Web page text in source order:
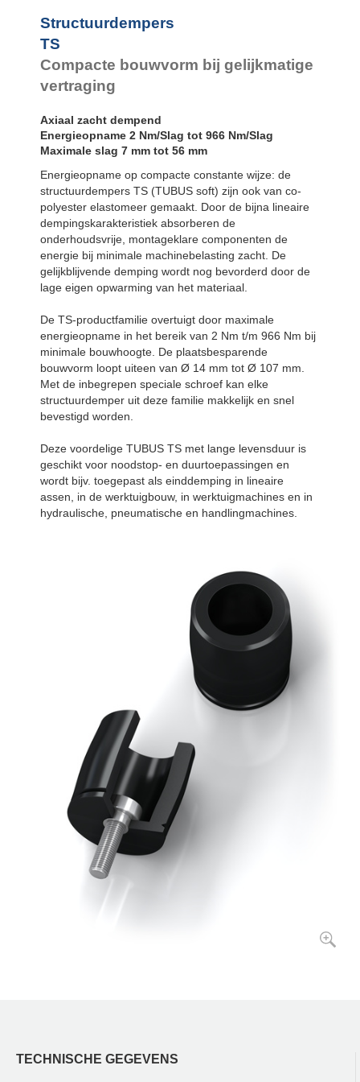
TS64-34
TS84-43
TS107-56
Structuurdempers
TS
Compacte bouwvorm bij gelijkmatige
vertraging
Axiaal zacht dempend
Energieopname 2 Nm/Slag tot 966 Nm/Slag
Maximale slag 7 mm tot 56 mm
Energieopname op compacte constante wijze: de
structuurdempers TS (TUBUS soft) zijn ook van co-
polyester elastomeer gemaakt. Door de bijna lineaire
dempingskarakteristiek absorberen de
onderhoudsvrije, montageklare componenten de
energie bij minimale machinebelasting zacht. De
gelijkblijvende demping wordt nog bevorderd door de
lage eigen opwarming van het materiaal.
De TS-productfamilie overtuigt door maximale
energieopname in het bereik van 2 Nm t/m 966 Nm bij
minimale bouwhoogte. De plaatsbesparende
bouwvorm loopt uiteen van Ø 14 mm tot Ø 107 mm.
Met de inbegrepen speciale schroef kan elke
structuurdemper uit deze familie makkelijk en snel
bevestigd worden.
Deze voordelige TUBUS TS met lange levensduur is
geschikt voor noodstop- en duurtoepassingen en
wordt bijv. toegepast als einddemping in lineaire
assen, in de werktuigbouw, in werktuigmachines en in
hydraulische, pneumatische en handlingmachines.
TECHNISCHE GEGEVENS